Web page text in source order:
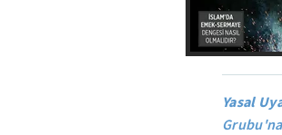
Yasal